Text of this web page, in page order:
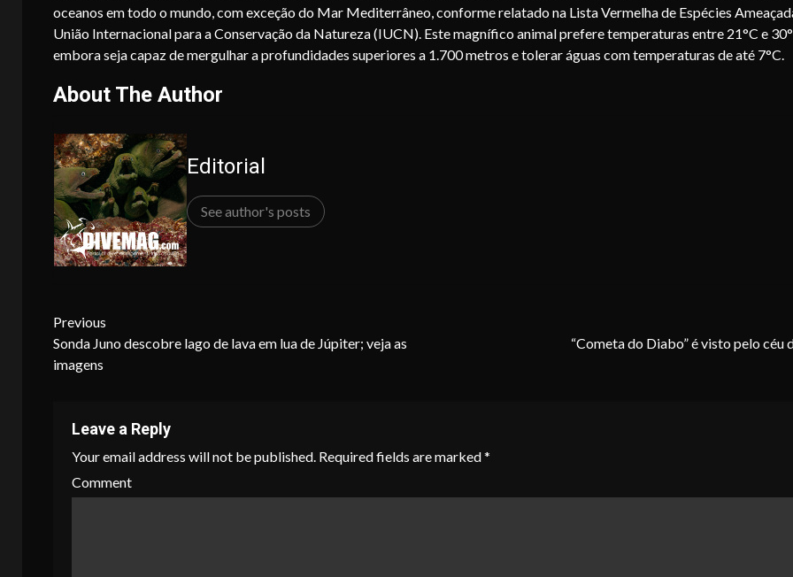
oceanos em todo o mundo, com exceção do Mar Mediterrâneo, conforme relatado na Lista Vermelha de Espécies
União Internacional para a Conservação da Natureza (IUCN). Este magnífico animal prefere temperaturas entre 21°C e
embora seja capaz de mergulhar a profundidades superiores a 1.700 metros e tolerar águas com temperaturas de até 7°C.
About The Author
Editorial
See author's posts
Continue
Reading
Previous
Sonda Juno descobre lago de lava em lua de Júpiter; veja as
imagens
“Cometa do Diabo” é visto pelo céu
Leave a Reply
Your email address will not be published. Required fields are marked*
Comment